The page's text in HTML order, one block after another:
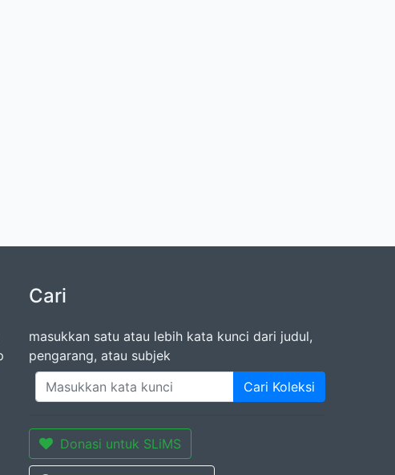
Cari
masukkan satu atau lebih kata kunci dari judul,
pengarang, atau subjek
Cari Koleksi
Donasi untuk SLiMS